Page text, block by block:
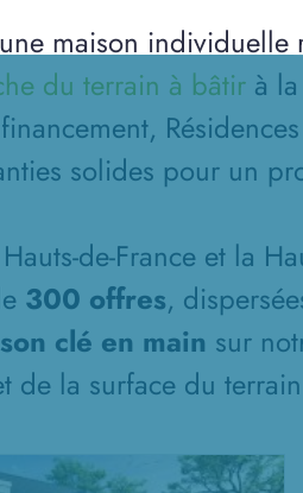
maison
du terrain à bâtir à
solides pour un
de-France et la
300 offres,
clé en main sur
de la surface du